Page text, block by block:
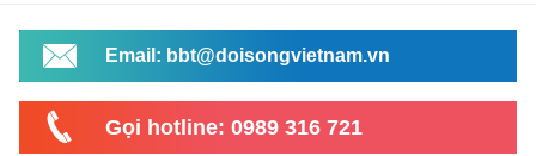
Email: bbt@doisongvietnam.vn
Gọi hotline: 0989 316 721